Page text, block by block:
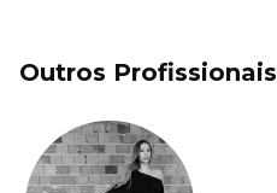
Outros Profissionais